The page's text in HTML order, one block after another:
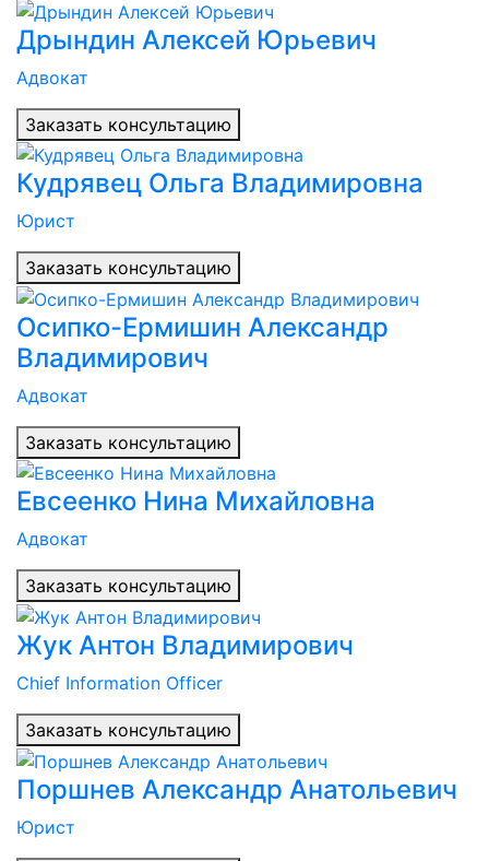
Дрындин Алексей Юрьевич
Адвокат
Заказать консультацию
Кудрявец Ольга Владимировна
Юрист
Заказать консультацию
Осипко-Ермишин Александр
Владимирович
Адвокат
Заказать консультацию
Евсеенко Нина Михайловна
Адвокат
Заказать консультацию
Жук Антон Владимирович
Chief Information Officer
Заказать консультацию
Поршнев Александр Анатольевич
Юрист